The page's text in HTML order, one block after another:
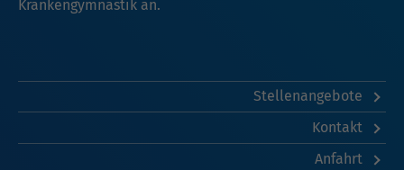
Krankengymnastik an.
Stellenangebote
Kontakt
Anfahrt